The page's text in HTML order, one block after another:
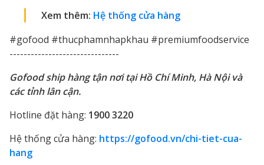
Xem thêm: Hệ thống cửa hàng
#gofood #thucphamnhapkhau #premiumfoodservice
-------------------------------
Gofood ship hàng tận nơi tại Hồ Chí Minh, Hà Nội và
các tỉnh lân cận.
Hotline đặt hàng: 1900 3220
Hệ thống cửa hàng: https://gofood.vn/chi-tiet-cua-
hang